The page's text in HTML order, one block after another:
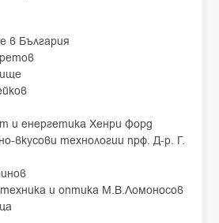
в България
и енергетика Хенри Форд
вкусови технологии прф. Д-р. Г.
и оптика М.В.Ломоносов